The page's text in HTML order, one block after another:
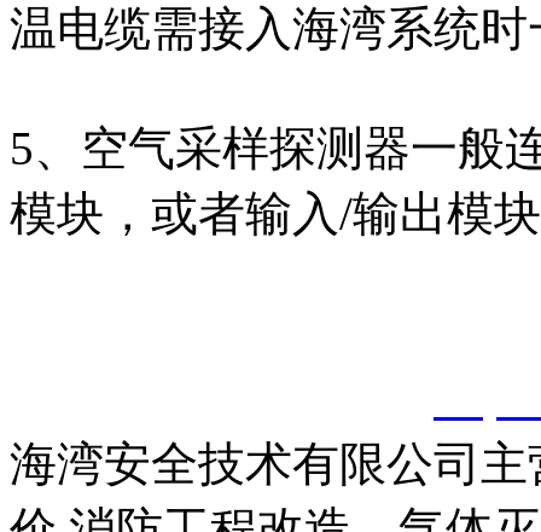
温电缆需接入海湾系统
5、空气采样探测器一般
模块，或者输入/输出模
海湾安全技术有限公司